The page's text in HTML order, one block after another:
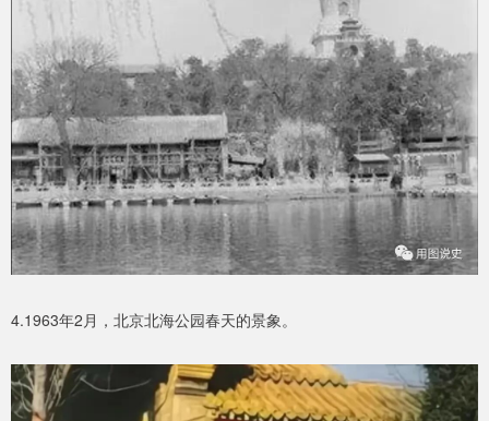
4.1963年2月，北京北海公园春天的景象。